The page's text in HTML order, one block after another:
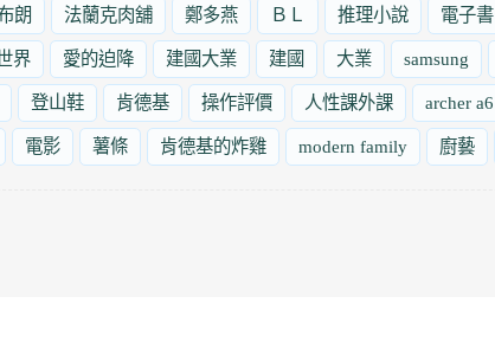
朗 法蘭克肉舖 鄭多燕 ＢＬ 推理小說 電子書
界 愛的迫降 建國大業 建國 大業 samsung
登山鞋 肯德基 操作評價 人性課外課 archer a6
電影 薯條 肯德基的炸雞 modern family 廚藝